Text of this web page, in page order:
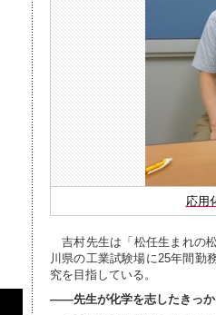
応用
吉村先生は「松任生まれの
川県の工業試験場に25年間勤
究を目指している。
――先生が化学を志したきっか